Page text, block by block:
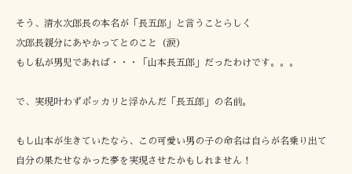
そう、清水次郎長の本名が「長五郎」と言うことらしく
次郎長親分にあやかってとのこと（涙）
もし私が男児であれば・・・「山本長五郎」だったわけです。。。
で、実現叶わずポッカリと浮かんだ「長五郎」の名前。
もし山本が生きていたなら、この可愛い男の子の命名は自らが名乗り出て
自分の果たせなかった夢を実現させたかもしれません！